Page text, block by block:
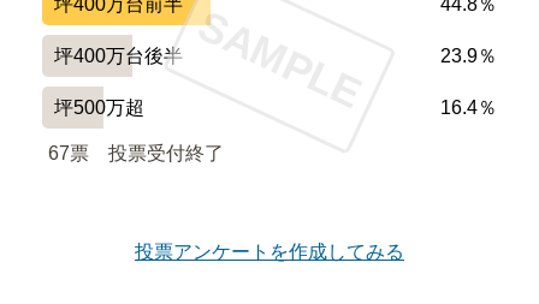
坪400万台前半 44.8％
坪400万台後半 23.9％
坪500万超 16.4％
67票 投票受付終了
SAMPLE
投票アンケートを作成してみる